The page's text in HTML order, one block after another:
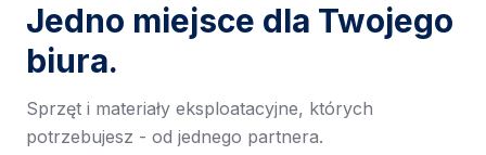
Jedno miejsce dla Twojego
biura.
Sprzęt i materiały eksploatacyjne, których
potrzebujesz - od jednego partnera.